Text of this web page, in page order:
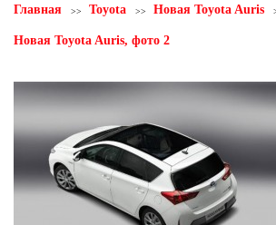
Главная Toyota Новая Toyota Auris
Новая Toyota Auris, фото 2